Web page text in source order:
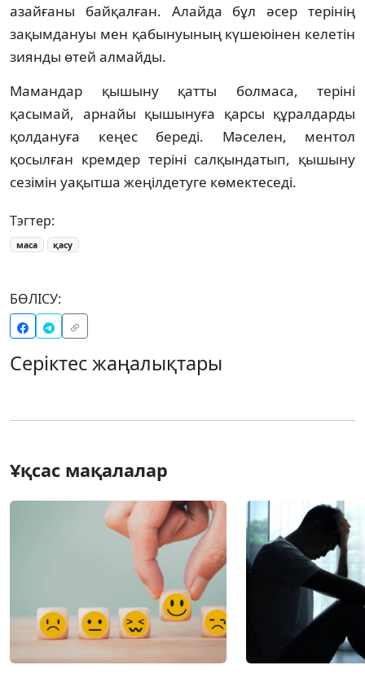
азайғаны байқалған. Алайда бұл әсер терінің
зақымдануы мен қабынуының күшеюінен келетін
зиянды өтей алмайды.
Мамандар қышыну қатты болмаса, теріні
қасымай, арнайы қышынуға қарсы құралдарды
қолдануға кеңес береді. Мәселен, ментол
қосылған кремдер теріні салқындатып, қышыну
сезімін уақытша жеңілдетуге көмектеседі.
Тэгтер:
маса қасу
БӨЛІСУ:
Серіктес жаңалықтары
Ұқсас мақалалар